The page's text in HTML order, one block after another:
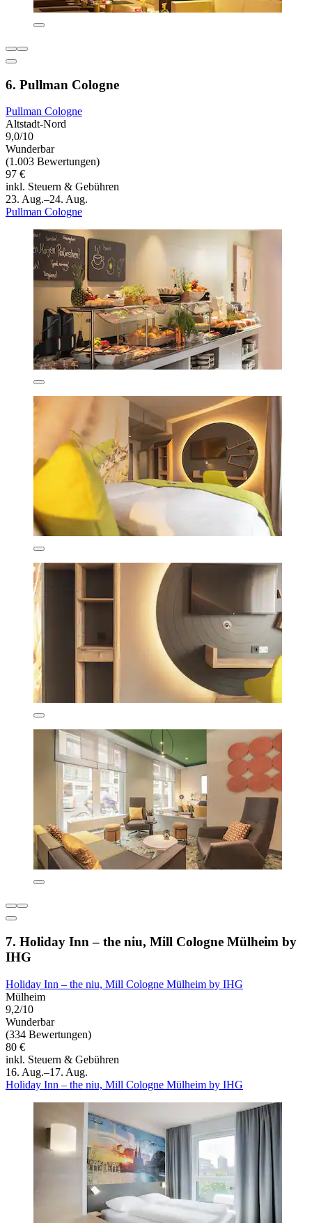
6. Pullman Cologne
Pullman Cologne
Altstadt-Nord
9,0/10
Wunderbar
(1.003 Bewertungen)
97 €
inkl. Steuern & Gebühren
23. Aug.–24. Aug.
Pullman Cologne
7. Holiday Inn – the niu, Mill Cologne Mülheim by
IHG
Holiday Inn – the niu, Mill Cologne Mülheim by IHG
Mülheim
9,2/10
Wunderbar
(334 Bewertungen)
80 €
inkl. Steuern & Gebühren
16. Aug.–17. Aug.
Holiday Inn – the niu, Mill Cologne Mülheim by IHG